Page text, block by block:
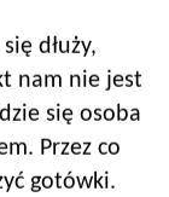
dłuży,
nam nie jest
się osoba
Przez co
gotówki.